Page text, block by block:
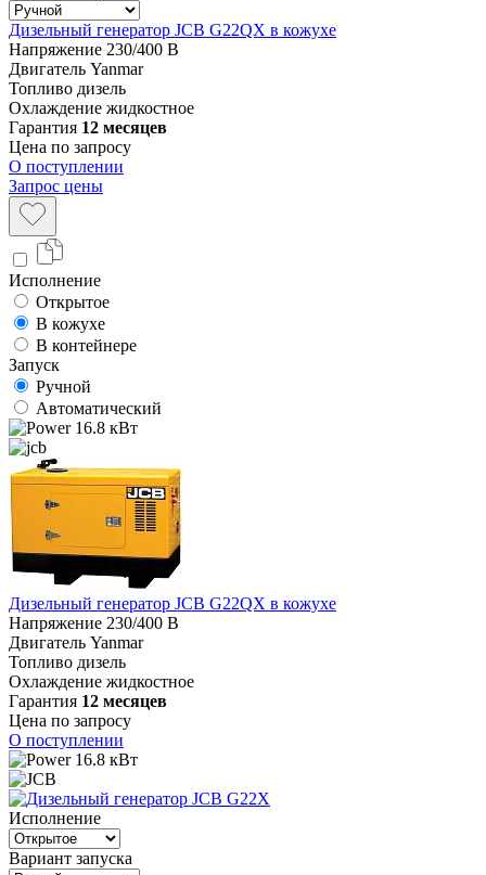
Дизельный генератор JCB G22QX в кожухе
Напряжение 230/400 В
Двигатель Yanmar
Топливо дизель
Охлаждение жидкостное
Гарантия 12 месяцев
Цена по запросу
О поступлении
Запрос цены
Исполнение
Открытое
В кожухе
В контейнере
Запуск
Ручной
Автоматический
16.8 кВт
Дизельный генератор JCB G22QX в кожухе
Напряжение 230/400 В
Двигатель Yanmar
Топливо дизель
Охлаждение жидкостное
Гарантия 12 месяцев
Цена по запросу
О поступлении
16.8 кВт
Исполнение
Вариант запуска